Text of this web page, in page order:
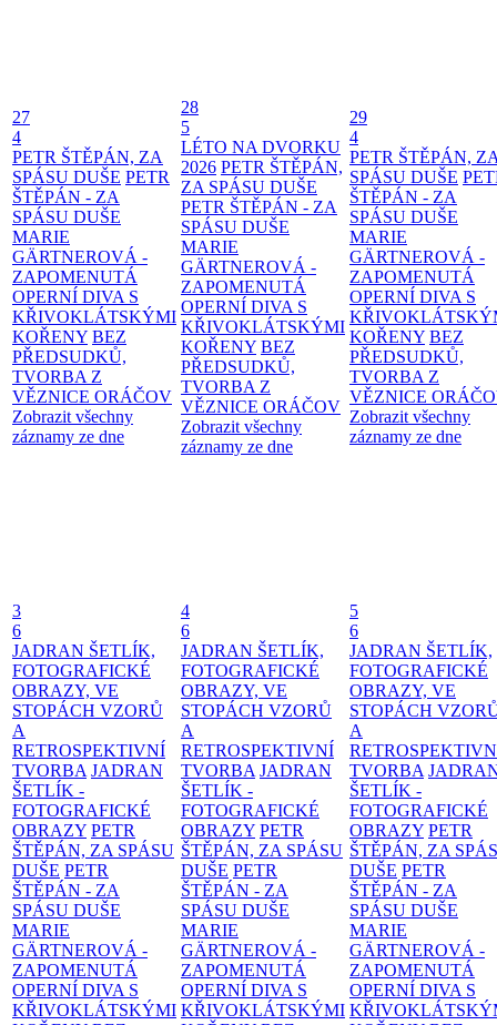
27
4
PETR ŠTĚPÁN, ZA
SPÁSU DUŠE PETR
ŠTĚPÁN - ZA
SPÁSU DUŠE
MARIE
GÄRTNEROVÁ -
ZAPOMENUTÁ
OPERNÍ DIVA S
KŘIVOKLÁTSKÝMI
KOŘENY BEZ
PŘEDSUDKŮ,
TVORBA Z
VĚZNICE ORÁČOV
Zobrazit všechny
záznamy ze dne
28
5
LÉTO NA DVORKU
2026 PETR ŠTĚPÁN,
ZA SPÁSU DUŠE
PETR ŠTĚPÁN - ZA
SPÁSU DUŠE
MARIE
GÄRTNEROVÁ -
ZAPOMENUTÁ
OPERNÍ DIVA S
KŘIVOKLÁTSKÝMI
KOŘENY BEZ
PŘEDSUDKŮ,
TVORBA Z
VĚZNICE ORÁČOV
Zobrazit všechny
záznamy ze dne
29
4
PETR ŠTĚPÁN,
SPÁSU DUŠE
ŠTĚPÁN - ZA
SPÁSU DUŠE
MARIE
GÄRTNEROVÁ -
ZAPOMENUTÁ
OPERNÍ DIVA S
KOŘENY BEZ
PŘEDSUDKŮ,
TVORBA Z
VĚZNICE
Zobrazit všechny
záznamy ze dne
3
6
JADRAN ŠETLÍK,
FOTOGRAFICKÉ
OBRAZY, VE
STOPÁCH VZORŮ
A
RETROSPEKTIVNÍ
TVORBA JADRAN
ŠETLÍK -
FOTOGRAFICKÉ
OBRAZY PETR
ŠTĚPÁN, ZA SPÁSU
DUŠE PETR
ŠTĚPÁN - ZA
SPÁSU DUŠE
MARIE
GÄRTNEROVÁ -
ZAPOMENUTÁ
OPERNÍ DIVA S
KŘIVOKLÁTSKÝMI
4
6
JADRAN ŠETLÍK,
FOTOGRAFICKÉ
OBRAZY, VE
STOPÁCH VZORŮ
A
RETROSPEKTIVNÍ
TVORBA JADRAN
ŠETLÍK -
FOTOGRAFICKÉ
OBRAZY PETR
ŠTĚPÁN, ZA SPÁSU
DUŠE PETR
ŠTĚPÁN - ZA
SPÁSU DUŠE
MARIE
GÄRTNEROVÁ -
ZAPOMENUTÁ
OPERNÍ DIVA S
KŘIVOKLÁTSKÝMI
5
6
JADRAN ŠETLÍK,
FOTOGRAFICKÉ
OBRAZY, VE
STOPÁCH
A
TVORBA
ŠETLÍK -
FOTOGRAFICKÉ
OBRAZY PETR
ŠTĚPÁN, ZA
DUŠE PETR
ŠTĚPÁN - ZA
SPÁSU DUŠE
MARIE
GÄRTNEROVÁ -
ZAPOMENUTÁ
OPERNÍ DIVA S